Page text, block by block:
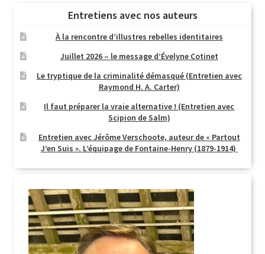
Entretiens avec nos auteurs
À la rencontre d’illustres rebelles identitaires
Juillet 2026 – le message d’Évelyne Cotinet
Le tryptique de la criminalité démasqué (Entretien avec
Raymond H. A. Carter)
Il faut préparer la vraie alternative ! (Entretien avec
Scipion de Salm)
Entretien avec Jérôme Verschoote, auteur de « Partout
J’en Suis ». L’équipage de Fontaine-Henry (1879-1914)